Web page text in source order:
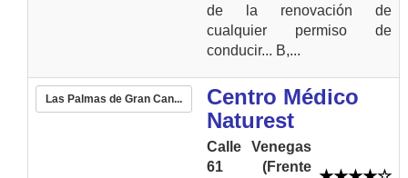
de la renovación de
cualquier permiso de
conducir... B,...
Las Palmas de Gran Can...
Centro Médico
Naturest
Calle Venegas
61 (Frente